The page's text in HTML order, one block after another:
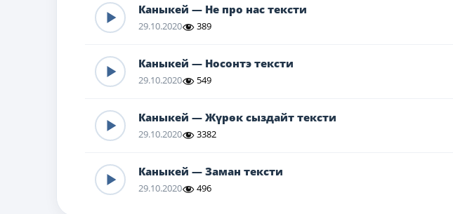
Каныкей — Не про нас тексти
29.10.2020 389
Каныкей — Носонтэ тексти
29.10.2020 549
Каныкей — Жүрөк сыздайт тексти
29.10.2020 3382
Каныкей — Заман тексти
29.10.2020 496